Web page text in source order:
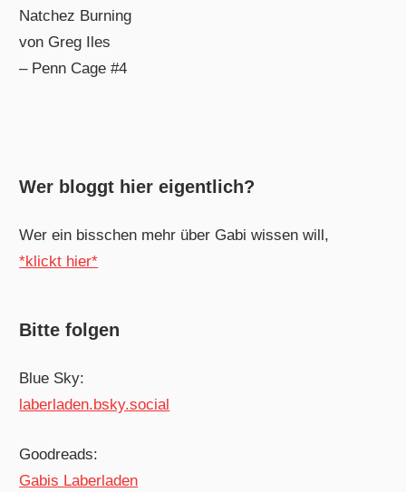
Natchez Burning
von Greg Iles
– Penn Cage #4
Wer bloggt hier eigentlich?
Wer ein bisschen mehr über Gabi wissen will,
*klickt hier*
Bitte folgen
Blue Sky:
laberladen.bsky.social
Goodreads:
Gabis Laberladen